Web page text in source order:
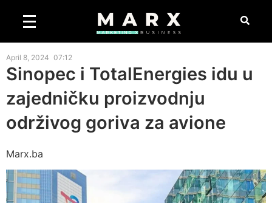
April 8, 2024 07:12
Sinopec i TotalEnergies idu u
zajedničku proizvodnju
održivog goriva za avione
Marx.ba